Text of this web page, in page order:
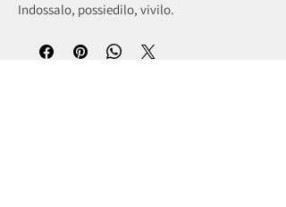
Indossalo, possiedilo, vivilo.